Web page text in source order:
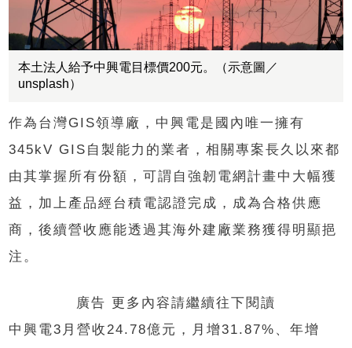
本土法人給予中興電目標價200元。（示意圖／
unsplash）
作為台灣GIS領導廠，中興電是國內唯一擁有
345kV GIS自製能力的業者，相關專案長久以來都
由其掌握所有份額，可謂自強韌電網計畫中大幅獲
益，加上產品經台積電認證完成，成為合格供應
商，後續營收應能透過其海外建廠業務獲得明顯挹
注。
廣告 更多內容請繼續往下閱讀
中興電3月營收24.78億元，月增31.87%、年增